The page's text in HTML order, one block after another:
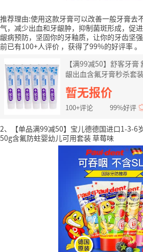
推荐理由:使用这款牙膏可以改善一般牙膏去
气，减少出血和牙龈肿，抑制菌斑形成，促
龈病预防，坚固你的牙釉质，让你的牙齿坚强
前已有100+人评价 ，获得了99%的好评率。
【满99减50】舒客牙
龈出血含氟牙膏秒杀套
暂无报价
100+评论 99%好评
2、【单品满99减50】宝儿德德国进口1-3-6
50g含氟防蛀婴幼儿可用套装 草莓味